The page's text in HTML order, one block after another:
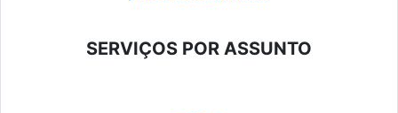
SERVIÇOS POR ASSUNTO